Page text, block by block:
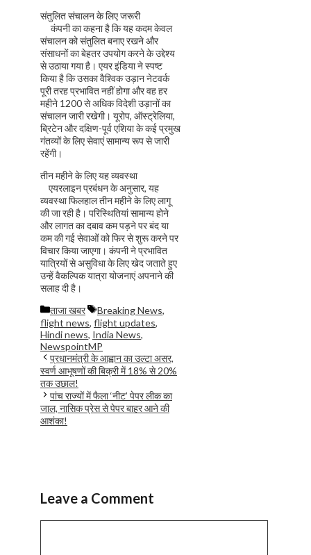
संतुलित संचालन के लिए जरूरी
कंपनी का कहना है कि यह कदम केवल
संचालन को संतुलित बनाए रखने और
संसाधनों का बेहतर उपयोग करने के उद्देश्य
से उठाया गया है। एयर इंडिया ने स्पष्ट
किया है कि उसका वैश्विक उड़ान नेटवर्क
पूरी तरह प्रभावित नहीं होगा और वह हर
महीने 1200 से अधिक विदेशी उड़ानों का
संचालन जारी रखेगी। यूरोप, ऑस्ट्रेलिया,
ब्रिटेन और दक्षिण-पूर्व एशिया के कई प्रमुख
गंतव्यों के लिए सेवाएं सामान्य रूप से जारी
रहेंगी।
तीन महीने के लिए यह व्यवस्था
एयरलाइन प्रबंधन के अनुसार, यह
व्यवस्था फिलहाल तीन महीने के लिए लागू
की जा रही है। परिस्थितियां सामान्य होने
और लागत का दबाव कम पड़ने पर बंद या
कम की गई सेवाओं को फिर से शुरू करने पर
विचार किया जाएगा। कंपनी ने प्रभावित
यात्रियों से असुविधा के लिए खेद जताते हुए
उन्हें वैकल्पिक यात्रा योजनाएं अपनाने की
सलाह दी है।
Categories
ताजा खबर Tags
Breaking News,
flight news, flight updates,
Hindi news, India News,
NewspointMP
प्रधानमंत्री के आह्वान का उल्टा असर,
स्वर्ण आभूषणों की बिक्री में 18% से 20%
तक उछाल!
पांच राज्यों में फैला ‘नीट’ पेपर लीक का
जाल, नासिक प्रेस से पेपर बाहर आने की
आशंका!
Leave a Comment